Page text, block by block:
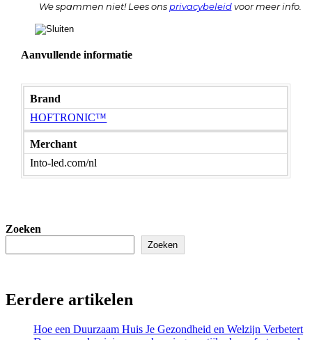
We spammen niet! Lees ons privacybeleidvoor meer info.
Aanvullende informatie
Brand
HOFTRONIC™
Merchant
Into-led.com/nl
Zoeken
Zoeken
Eerdere artikelen
Hoe een Duurzaam Huis Je Gezondheid en Welzijn Verbetert